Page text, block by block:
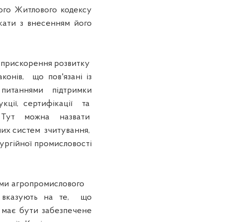
Житлового кодексу
з внесенням його
розвитку
що пов'язані із
питаннями підтримки
сертифікації та
Тут можна назвати
систем зчитування,
промисловості
агропромислового
на те, що
бути забезпечене